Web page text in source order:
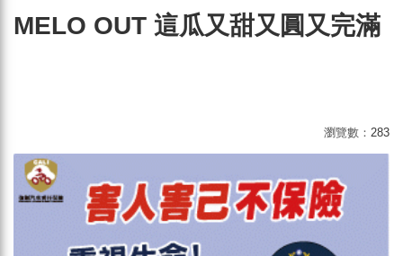
MELO OUT 這瓜又甜又圓又完滿
瀏覽數： 283